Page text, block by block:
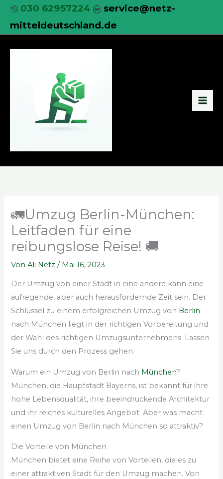
Zum
Inhalt
springen
030 62957224
service@netz-
mitteldeutschland.de
🚛Umzug Berlin-München:
Leitfaden für eine
reibungslose Reise! 🚚
VonAli Netz/ Mai 16, 2023
Der Umzug von einer Stadt in eine andere kann eine
aufregende, aber auch herausfordernde Zeit sein. Der
Schlüssel zu einem erfolgreichen Umzug von Berlin
nach München liegt in der richtigen Vorbereitung und
der Wahl des richtigen Umzugsunternehmens. Lassen
Sie uns durch den Prozess gehen.
Warum ein Umzug von Berlin nach München?
München, die Hauptstadt Bayerns, ist bekannt für ihre
hohe Lebensqualität, ihre beeindruckende Architektur
und ihr reiches kulturelles Angebot. Aber was macht
einen Umzug von Berlin nach München so attraktiv?
Die Vorteile von München
München bietet eine Reihe von Vorteilen, die es zu
einer attraktiven Stadt für den Umzug machen. Von